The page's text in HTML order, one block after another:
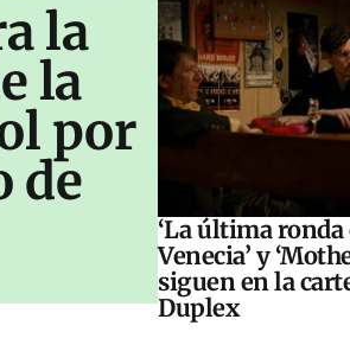
la
la
por
de
‘La última ronda
Venecia’ y
siguen en la
Duplex